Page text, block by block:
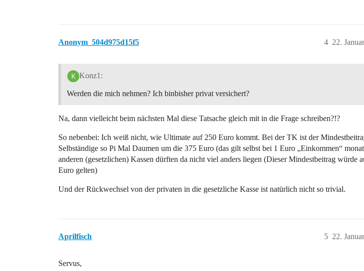
Anonym_504d975d15f5 22.
4
Konz1:
Werden die mich nehmen? Ich binbisher privat versichert?
Na, dann vielleicht beim nächsten Mal diese Tatsache gleich mit in die Frage schreiben?!?
So nebenbei: Ich weiß nicht, wie Ultimate auf 250 Euro kommt. Bei der TK ist der
Selbständige so Pi Mal Daumen um die 375 Euro (das gilt selbst bei 1 Euro „Einkommen“
anderen (gesetzlichen) Kassen dürften da nicht viel anders liegen (Dieser Mindestbeitrag würde
Euro gelten)
Und der Rückwechsel von der privaten in die gesetzliche Kasse ist natürlich nicht so trivial.
Aprilfisch 22.
5
Servus,